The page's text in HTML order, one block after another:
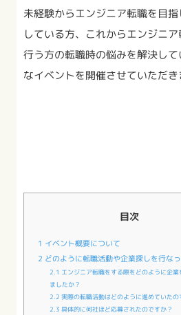
未経験からエンジニア転職を目指
している方、これからエンジニ
行う方の転職時の悩みを解決して
なイベントを開催させていただき
目次
1 イベント概要について
2 どのように転職活動や企業探しを行な
2.1 エンジニア転職をする際をどのように企
ましたか？
2.2 実際の転職活動はどのように進めていたの
2.3 具体的に何社ほど応募されたのですか？